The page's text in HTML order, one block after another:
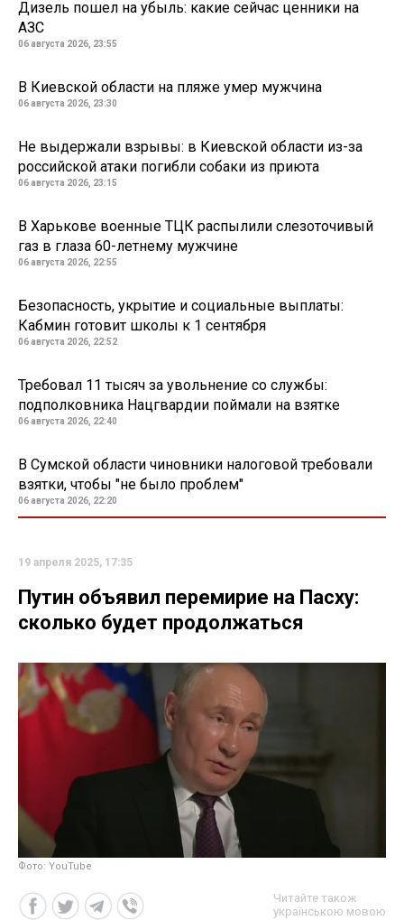
Дизель пошел на убыль: какие сейчас ценники на
АЗС
06 августа 2026, 23:55
В Киевской области на пляже умер мужчина
06 августа 2026, 23:30
Не выдержали взрывы: в Киевской области из-за
российской атаки погибли собаки из приюта
06 августа 2026, 23:15
В Харькове военные ТЦК распылили слезоточивый
газ в глаза 60-летнему мужчине
06 августа 2026, 22:55
Безопасность, укрытие и социальные выплаты:
Кабмин готовит школы к 1 сентября
06 августа 2026, 22:52
Требовал 11 тысяч за увольнение со службы:
подполковника Нацгвардии поймали на взятке
06 августа 2026, 22:40
В Сумской области чиновники налоговой требовали
взятки, чтобы "не было проблем"
06 августа 2026, 22:20
19 апреля 2025, 17:35
Путин объявил перемирие на Пасху:
сколько будет продолжаться
Фото: YouTube
Читайте також
українською мовою